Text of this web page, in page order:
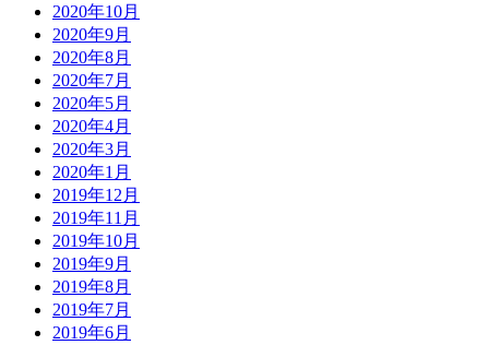
2020年10月
2020年9月
2020年8月
2020年7月
2020年5月
2020年4月
2020年3月
2020年1月
2019年12月
2019年11月
2019年10月
2019年9月
2019年8月
2019年7月
2019年6月